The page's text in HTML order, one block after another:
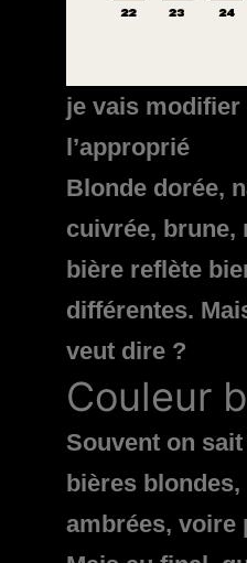
je vais
l’approprié
Blonde dorée,
cuivrée,
bière reflète
différentes.
veut dire ?
Couleur
Souvent on
bières
ambrées, voire